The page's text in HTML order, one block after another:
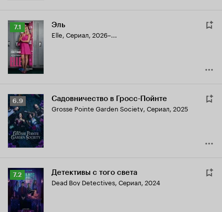
Рейтинг
Кинопоиска
7.1
7.1 Эль
Elle, Сериал, 2026–...
Рейтинг
Кинопоиска
6.9
6.9 Садовничество в Гросс-Пойнте
Grosse Pointe Garden Society, Сериал, 2025
Рейтинг
Кинопоиска
7.2
7.2 Детективы с того света
Dead Boy Detectives, Сериал, 2024